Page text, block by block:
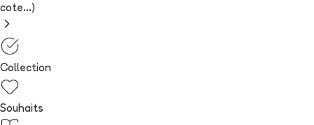
cote...)
Collection
Souhaits